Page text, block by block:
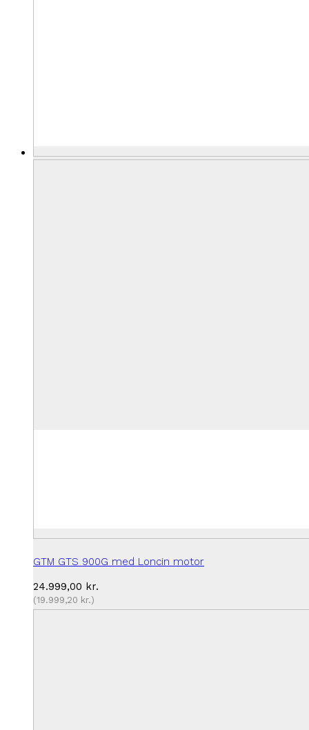
GTM GTS 900G med Loncin motor
24.999,00 kr.
(19.999,20 kr.)